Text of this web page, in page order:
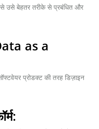
उसे बेहतर तरीके से प्रबंधित और
as a
प्रोडक्ट की तरह डिज़ाइन